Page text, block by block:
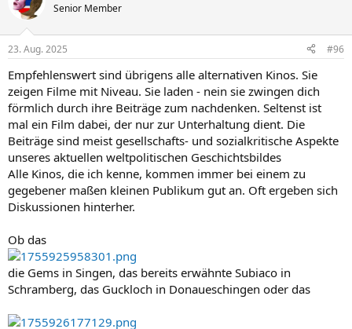
Senior Member
23. Aug. 2025 #96
Empfehlenswert sind übrigens alle alternativen Kinos. Sie
zeigen Filme mit Niveau. Sie laden - nein sie zwingen dich
förmlich durch ihre Beiträge zum nachdenken. Seltenst ist
mal ein Film dabei, der nur zur Unterhaltung dient. Die
Beiträge sind meist gesellschafts- und sozialkritische Aspekte
unseres aktuellen weltpolitischen Geschichtsbildes
Alle Kinos, die ich kenne, kommen immer bei einem zu
gegebener maßen kleinen Publikum gut an. Oft ergeben sich
Diskussionen hinterher.
Ob das
die Gems in Singen, das bereits erwähnte Subiaco in
Schramberg, das Guckloch in Donaueschingen oder das